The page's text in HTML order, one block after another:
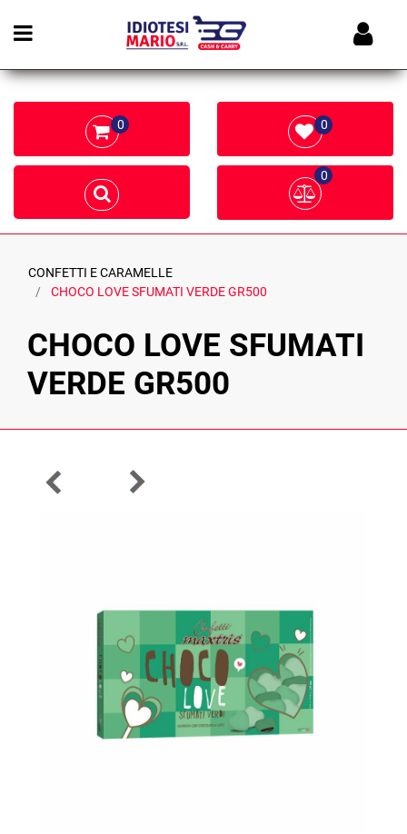
Open menu
0 0
0
CONFETTI E CARAMELLE
CHOCO LOVE SFUMATI VERDE GR500
CHOCO LOVE SFUMATI
VERDE GR500